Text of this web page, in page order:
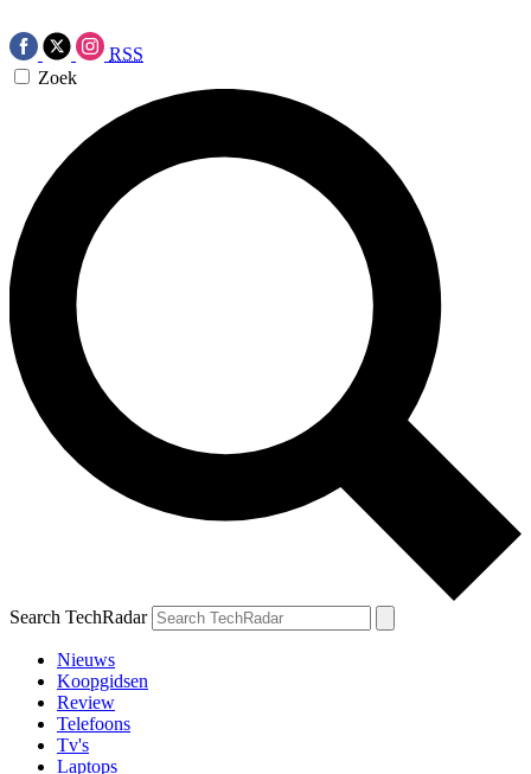
RSS
Zoek
Search TechRadar
Nieuws
Koopgidsen
Review
Telefoons
Tv's
Laptops